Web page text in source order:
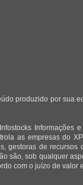
produzido por
as empresas do
de
são, sob qualquer
com o juízo de valor